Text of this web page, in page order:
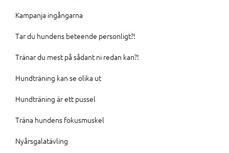
Kampanja ingångarna
Tar du hundens beteende personligt?!
Tränar du mest på sådant ni redan kan?!
Hundträning kan se olika ut
Hundträning är ett pussel
Träna hundens fokusmuskel
Nyårsgalatävling